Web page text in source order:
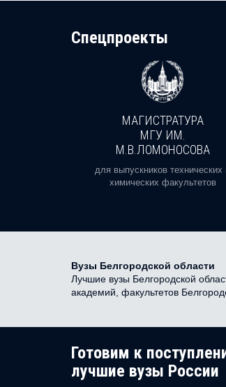
Cпецпроекты
МАГИСТРАТУРА
МГУ ИМ.
М.В.ЛОМОНОСОВА
для выпускников технических
химических факультетов
Вузы Белгородской области
Лучшие вузы Белгородской
академий, факультетов
Готовим к
лучшие вузы России